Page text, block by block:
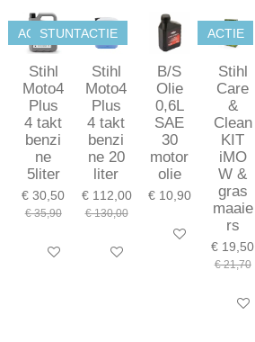
ACTIE
Stihl
Moto4
Plus
4 takt
benzi
ne
5liter
€ 30,50
€ 35,90
In winkelwagen
STUNTACTIE
Stihl
Moto4
Plus
4 takt
benzi
ne 20
liter
€ 112,00
€ 130,00
In winkelwagen
B/S
Olie
0,6L
SAE
30
motor
olie
€ 10,90
In winkelwagen
ACTIE
Stihl
Care
&
Clean
KIT
iMO
W &
gras
maaie
rs
€ 19,50
€ 21,70
In